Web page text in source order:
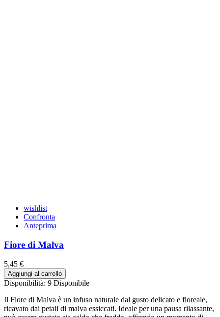
wishlist
Confronta
Anteprima
Fiore di Malva
5,45 €
Aggiungi al carrello
Disponibilità: 9 Disponibile
Il Fiore di Malva è un infuso naturale dal gusto delicato e floreale,
ricavato dai petali di malva essiccati. Ideale per una pausa rilassante,